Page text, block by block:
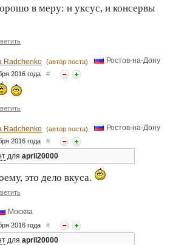
в меру: и уксус, и консервы
Radchenko (автор поста) Ростов-на-Дону
2016 года #
Radchenko (автор поста) Ростов-на-Дону
2016 года #
для april20000
это дело вкуса.
Москва
2016 года #
для april20000